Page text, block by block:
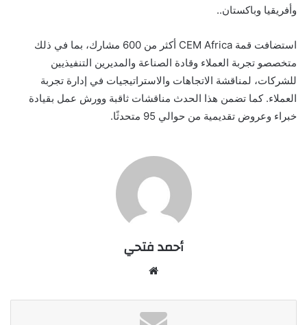
وأفريقيا وباكستان..
استضافت قمة CEM Africa أكثر من 600 مشارك، بما في ذلك
متخصصو تجربة العملاء وقادة الصناعة والمديرين التنفيذيين
للشركات، لمناقشة الاتجاهات والاستراتيجيات في إدارة تجربة
العملاء. كما تضمن هذا الحدث مناقشات ثاقبة وورش عمل بقيادة
خبراء وعروض تقديمية من حوالي 95 متحدثًا.
أحمد فتحي